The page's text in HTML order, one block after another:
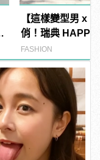
【這樣變型男 x
俏！瑞典 HAPPY
創意的短襪時尚
FASHION